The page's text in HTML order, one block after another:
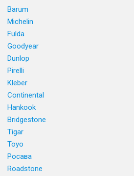
Barum
Michelin
Fulda
Goodyear
Dunlop
Pirelli
Kleber
Continental
Hankook
Bridgestone
Tigar
Toyo
Росава
Roadstone